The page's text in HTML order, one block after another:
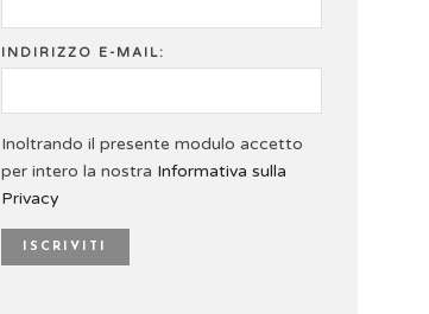
INDIRIZZO E-MAIL:
Inoltrando il presente modulo accetto
per intero la nostra Informativa sulla
Privacy